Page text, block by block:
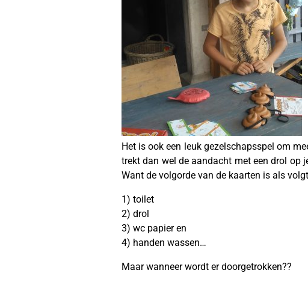
Het is ook een leuk gezelschapsspel om
trekt dan wel de aandacht met een drol op
Want de volgorde van de kaarten is als
1) toilet
2) drol
3) wc papier en
4) handen wassen…
Maar wanneer wordt er doorgetrokken??